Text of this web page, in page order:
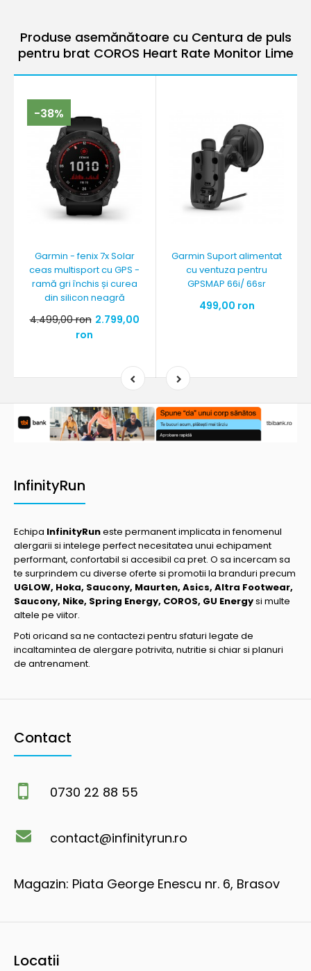
Produse asemănătoare cu Centura de puls
pentru brat COROS Heart Rate Monitor Lime
-38%
Garmin - fenix 7x Solar
ceas multisport cu GPS -
ramă gri închis și curea
din silicon neagră
4.499,00 ron 2.799,00
ron
Garmin Suport alimentat
cu ventuza pentru
GPSMAP 66i/ 66sr
499,00 ron
InfinityRun
Echipa InfinityRuneste permanent implicata in fenomenul
alergarii si intelege perfect necesitatea unui echipament
performant, confortabil si accesibil ca pret. O sa incercam sa
te surprindem cu diverse oferte si promotii la branduri precum
UGLOW, Hoka, Saucony, Maurten, Asics, Altra Footwear,
Saucony, Nike, Spring Energy, COROS, GU Energysi multe
altele pe viitor.
Poti oricand sa ne contactezi pentru sfaturi legate de
incaltamintea de alergare potrivita, nutritie si chiar si planuri
de antrenament.
Contact
0730 22 88 55
contact@infinityrun.ro
Magazin: Piata George Enescu nr. 6, Brasov
Locatii